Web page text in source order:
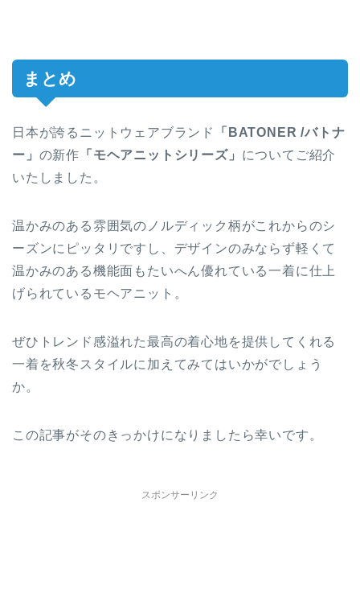
まとめ
日本が誇るニットウェアブランド
「BATONER /バトナ
ー」 の新作 「モヘアニットシリーズ」 についてご紹介
いたしました。
温かみのある雰囲気のノルディック柄がこれからのシ
ーズンにピッタリですし、デザインのみならず軽くて
温かみのある機能面もたいへん優れている一着に仕上
げられているモヘアニット。
ぜひトレンド感溢れた最高の着心地を提供してくれる
一着を秋冬スタイルに加えてみてはいかがでしょう
か。
この記事がそのきっかけになりましたら幸いです。
スポンサーリンク